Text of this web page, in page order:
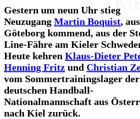
Gestern um neun Uhr stieg
Neuzugang Martin Boquist, aus
Göteborg kommend, aus der
Line-Fähre am Kieler
Heute kehren Klaus-Dieter
Henning Fritz und Christian
vom Sommertrainingslager der
deutschen Handball-
Nationalmannschaft aus
nach Kiel zurück.